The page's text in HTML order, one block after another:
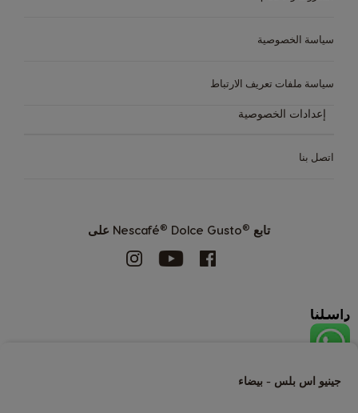
تابع ®
Nescafé® Dolce Gusto على
اتصل بنا
سياسة الخصوصية
سياسة ملفات تعريف الارتباط
إعدادات الخصوصية
جينيو اس بلس - بيضاء